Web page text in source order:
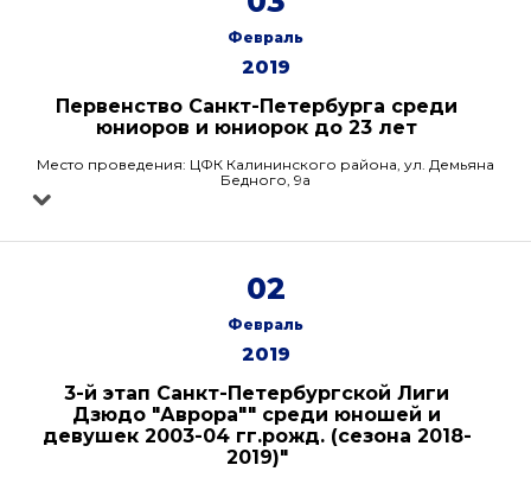
Февраль
2019
Первенство Санкт-Петербурга среди
юниоров и юниорок до 23 лет
Место проведения: ЦФК Калининского района, ул. Демьяна
Бедного, 9а
02
Февраль
2019
3-й этап Санкт-Петербургской Лиги
Дзюдо "Аврора"" среди юношей и
девушек 2003-04 гг.рожд. (сезона 2018-
2019)"